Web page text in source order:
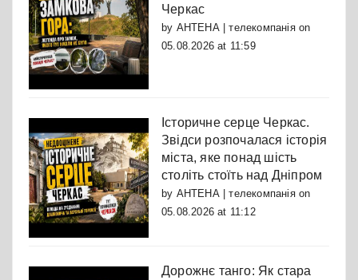
Черкас
by АНТЕНА | телекомпаніяon
05.08.2026 at 11:59
Історичне серце Черкас.
Звідси розпочалася історія
міста, яке понад шість
століть стоїть над Дніпром
by АНТЕНА | телекомпаніяon
05.08.2026 at 11:12
Дорожнє танго: Як стара